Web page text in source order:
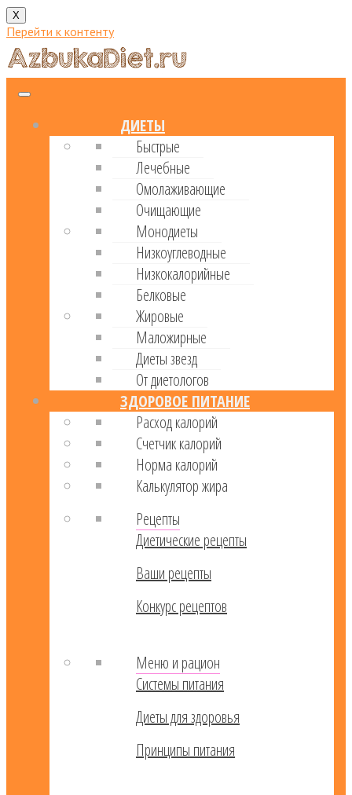
X
Перейти к контенту
ДИЕТЫ
Быстрые
Лечебные
Омолаживающие
Очищающие
Монодиеты
Низкоуглеводные
Низкокалорийные
Белковые
Жировые
Маложирные
Диеты звезд
От диетологов
ЗДОРОВОЕ ПИТАНИЕ
Расход калорий
Cчетчик калорий
Норма калорий
Калькулятор жира
Рецепты
Диетические рецепты
Ваши рецепты
Конкурс рецептов
Меню и рацион
Системы питания
Диеты для здоровья
Принципы питания